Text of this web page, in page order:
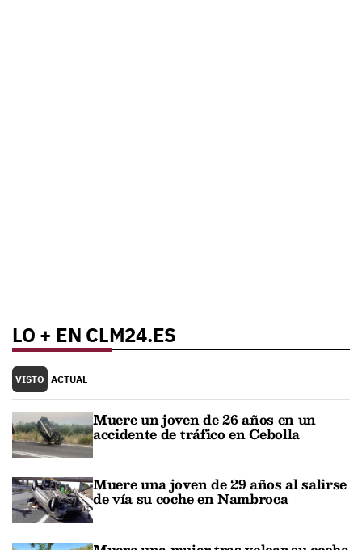
LO + EN CLM24.ES
VISTO ACTUAL
Muere un joven de 26 años en un
accidente de tráfico en Cebolla
Muere una joven de 29 años al salirse
de vía su coche en Nambroca